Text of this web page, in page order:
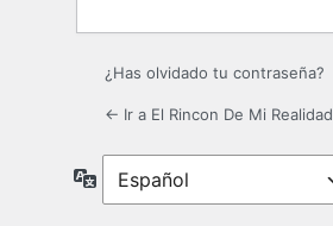
¿Has olvidado tu contraseña?
← Ir a El Rincon De Mi Realidad
Idioma